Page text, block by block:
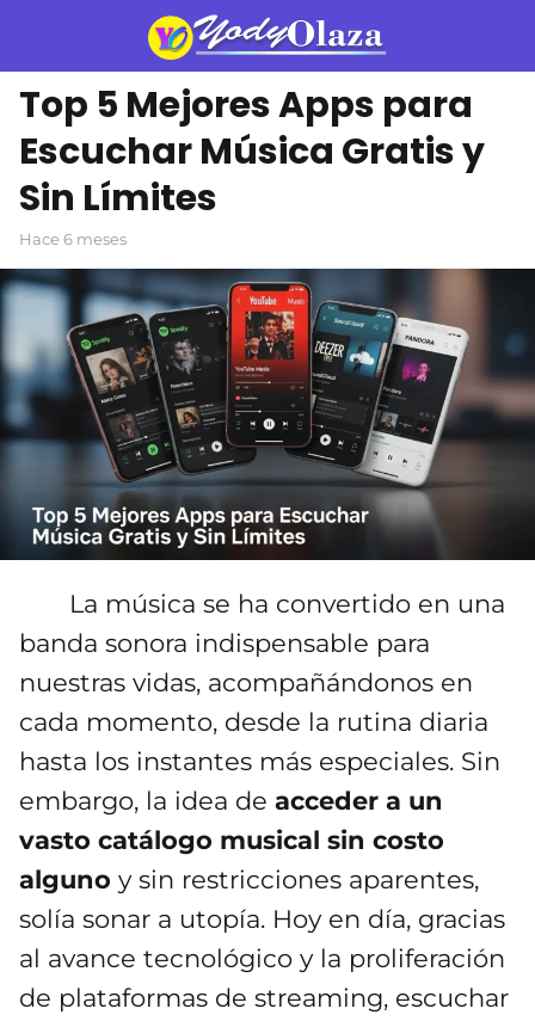
Top 5 Mejores Apps para
Escuchar Música Gratis y
Sin Límites
hace 6 meses
La música se ha convertido en una
banda sonora indispensable para
nuestras vidas, acompañándonos en
cada momento, desde la rutina diaria
hasta los instantes más especiales. Sin
embargo, la idea de acceder a un
vasto catálogo musical sin costo
alguno y sin restricciones aparentes,
solía sonar a utopía. Hoy en día, gracias
al avance tecnológico y la proliferación
de plataformas de streaming, escuchar